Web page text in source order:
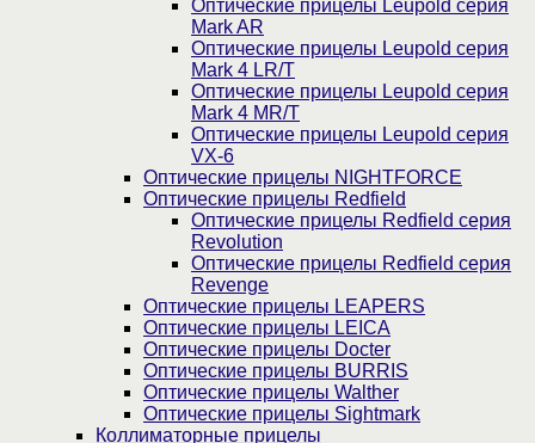
Оптические прицелы Leupold серия
Mark AR
Оптические прицелы Leupold серия
Mark 4 LR/T
Оптические прицелы Leupold серия
Mark 4 MR/T
Оптические прицелы Leupold серия
VX-6
Оптические прицелы NIGHTFORCE
Оптические прицелы Redfield
Оптические прицелы Redfield серия
Revolution
Оптические прицелы Redfield серия
Revenge
Оптические прицелы LEAPERS
Оптические прицелы LEICA
Оптические прицелы Docter
Оптические прицелы BURRIS
Оптические прицелы Walther
Оптические прицелы Sightmark
Коллиматорные прицелы